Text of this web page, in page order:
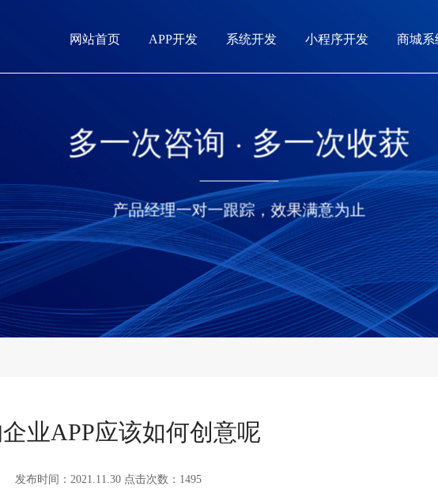
网站首页 APP开发 系统开发 小程序开发 商城系
多一次咨询 · 多一次收获
产品经理一对一跟踪，效果满意为止
业APP应该如何创意呢
发布时间：2021.11.30 点击次数：1495